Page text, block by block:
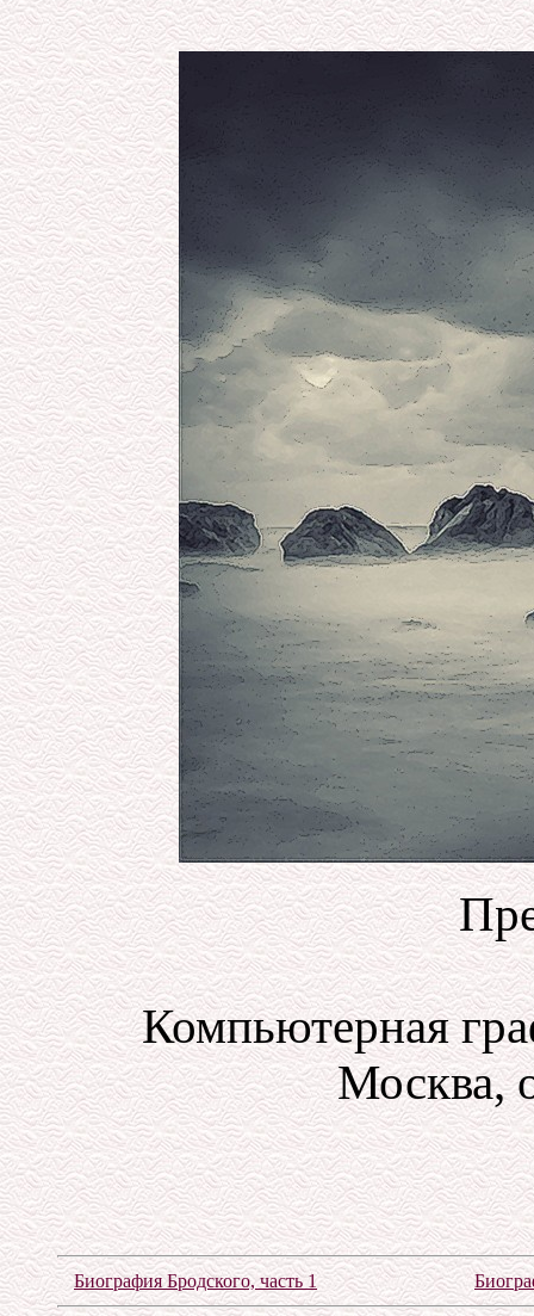
Компьютерная
Москва,
Биография Бродского, часть 1